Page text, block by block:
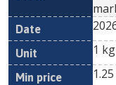
1 kg
1.25